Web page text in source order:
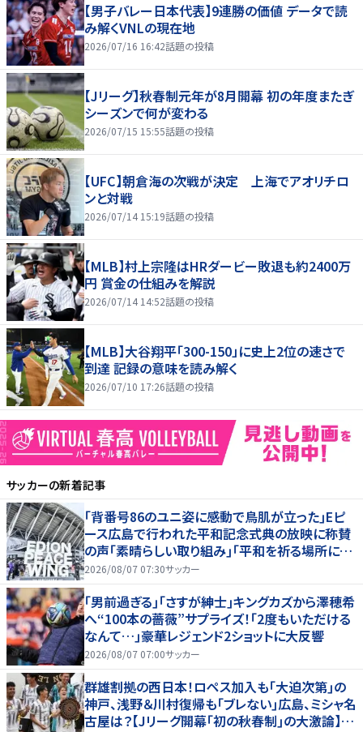
【男子バレー日本代表】9連勝の価値 データで読
み解くVNLの現在地
2026/07/16 16:42話題の投稿
【Jリーグ】秋春制元年が8月開幕 初の年度またぎ
シーズンで何が変わる
2026/07/15 15:55話題の投稿
【UFC】朝倉海の次戦が決定 上海でアオリチロ
ンと対戦
2026/07/14 15:19話題の投稿
【MLB】村上宗隆はHRダービー敗退も約2400万
円 賞金の仕組みを解説
2026/07/14 14:52話題の投稿
【MLB】大谷翔平「300-150」に史上2位の速さで
到達 記録の意味を読み解く
2026/07/10 17:26話題の投稿
サッカーの新着記事
｢背番号86のユニ姿に感動で鳥肌が立った｣Eピ
ース広島で行われた平和記念式典の放映に称賛
の声｢素晴らしい取り組み｣｢平和を祈る場所に相
応しい｣
2026/08/07 07:30サッカー
｢男前過ぎる｣｢さすが紳士｣キングカズから澤穂希
へ“100本の薔薇”サプライズ！｢2度もいただける
なんて…｣豪華レジェンド2ショットに大反響
2026/08/07 07:00サッカー
群雄割拠の西日本！ロペス加入も｢大迫次第｣の
神戸、浅野＆川村復帰も｢ブレない｣広島、ミシャ名
古屋は？【Jリーグ開幕｢初の秋春制｣の大激論】